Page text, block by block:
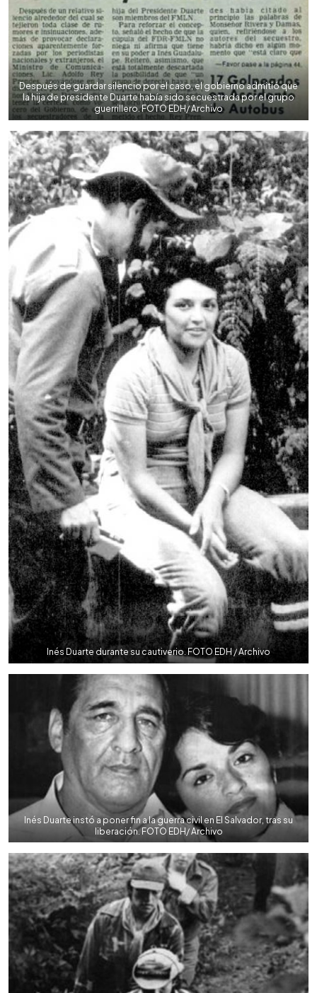
Después de guardar silencio por el caso, el gobierno admitió que
la hija de presidente Duarte había sido secuestrada por el grupo
guerrillero. FOTO EDH/ Archivo
Inés Duarte durante su cautiverio. FOTO EDH / Archivo
Inés Duarte instó a poner fin a la guerra civil en El Salvador, tras su
liberación. FOTO EDH/ Archivo